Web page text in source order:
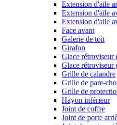
Extension d'aile
Extension d'aile
Extension d'aile
Face avant
Galerie de toit
Girafon
Glace rétroviseur
Glace rétroviseur
Grille de calandre
Grille de pare-
Grille de
Hayon inférieur
Joint de coffre
Joint de porte